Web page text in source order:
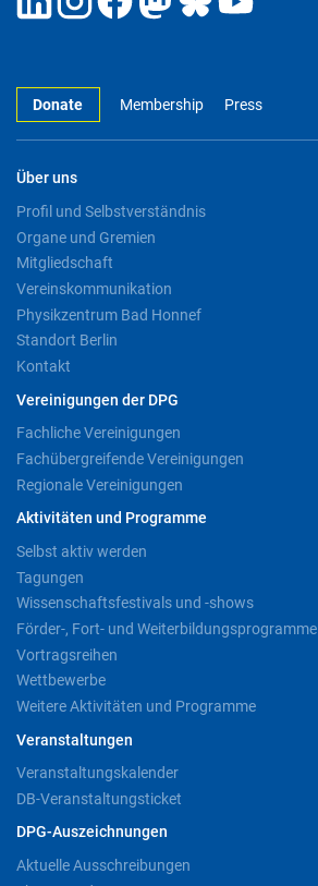
Donate Membership Press
Über uns
Profil und Selbstverständnis
Organe und Gremien
Mitgliedschaft
Vereinskommunikation
Physikzentrum Bad Honnef
Standort Berlin
Kontakt
Vereinigungen der DPG
Fachliche Vereinigungen
Fachübergreifende Vereinigungen
Regionale Vereinigungen
Aktivitäten und Programme
Selbst aktiv werden
Tagungen
Wissenschaftsfestivals und -shows
Förder-, Fort- und Weiterbildungsprogramme
Vortragsreihen
Wettbewerbe
Weitere Aktivitäten und Programme
Veranstaltungen
Veranstaltungskalender
DB-Veranstaltungsticket
DPG-Auszeichnungen
Aktuelle Ausschreibungen